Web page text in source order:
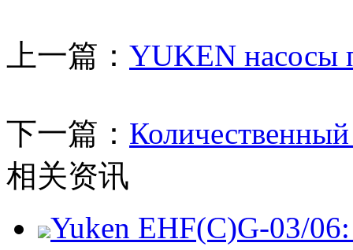
上一篇： YUKEN насосы
下一篇：
相关资讯
Yuken EHF(C)G-03/